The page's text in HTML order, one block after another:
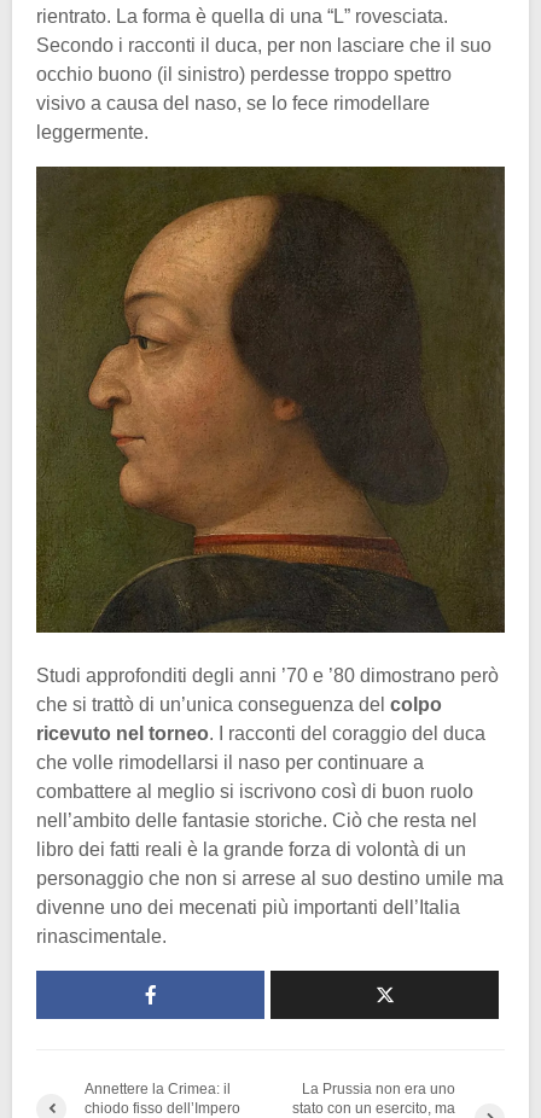
rientrato. La forma è quella di una “L” rovesciata.
Secondo i racconti il duca, per non lasciare che il suo
occhio buono (il sinistro) perdesse troppo spettro
visivo a causa del naso, se lo fece rimodellare
leggermente.
Studi approfonditi degli anni ’70 e ’80 dimostrano però
che si trattò di un’unica conseguenza del colpo
ricevuto nel torneo. I racconti del coraggio del duca
che volle rimodellarsi il naso per continuare a
combattere al meglio si iscrivono così di buon ruolo
nell’ambito delle fantasie storiche. Ciò che resta nel
libro dei fatti reali è la grande forza di volontà di un
personaggio che non si arrese al suo destino umile ma
divenne uno dei mecenati più importanti dell’Italia
rinascimentale.
Annettere la Crimea: il
chiodo fisso dell’Impero
La Prussia non era uno
stato con un esercito, ma